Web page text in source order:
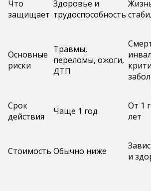
Что
защищает
Здоровье и
трудоспособность
Основные
риски
Травмы,
переломы, ожоги,
ДТП
Срок
действия
Чаще 1 год
От 1
лет
Стоимость Обычно ниже
и